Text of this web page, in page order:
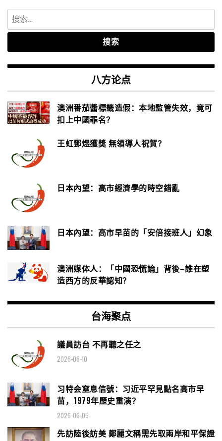
搜
索：
八方论点
澳洲番茄醬標籤造假：本地監管失效，竟可
扣上中國罪名？
王虹鄧煜獲獎 無領導人祝賀？
日本內望：高市經濟學的時空錯亂
日本內望：高市早苗的「安倍接班人」幻象
澳洲媒体人：「中國恐慌論」背後–誰在塑
造西方的反華認知？
台海聚点
議員訪台 不再聽之任之
2026-06-10
习特会窒息信號：习近平罕見點名高市早
苗，1979年歷史重演？
2026-06-05
先訪陸後訪美 鄭麗文稱需先取兩岸和平保證